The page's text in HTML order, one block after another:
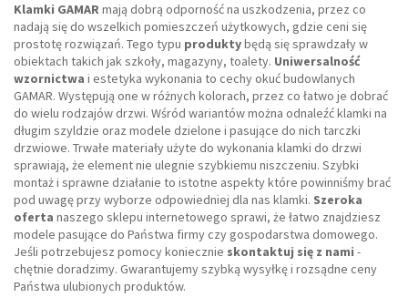
Klamki GAMARmają dobrą odporność na uszkodzenia, przez co
nadają się do wszelkich pomieszczeń użytkowych, gdzie ceni się
prostotę rozwiązań. Tego typu produktybędą się sprawdzały w
obiektach takich jak szkoły, magazyny, toalety. Uniwersalność
wzornictwa i estetyka wykonania to cechy okuć budowlanych
GAMAR. Występują one w różnych kolorach, przez co łatwo je dobrać
do wielu rodzajów drzwi. Wśród wariantów można odnaleźć klamki na
długim szyldzie oraz modele dzielone i pasujące do nich tarczki
drzwiowe. Trwałe materiały użyte do wykonania klamki do drzwi
sprawiają, że element nie ulegnie szybkiemu niszczeniu. Szybki
montaż i sprawne działanie to istotne aspekty które powinniśmy brać
pod uwagę przy wyborze odpowiedniej dla nas klamki. Szeroka
oferta naszego sklepu internetowego sprawi, że łatwo znajdziesz
modele pasujące do Państwa firmy czy gospodarstwa domowego.
Jeśli potrzebujesz pomocy koniecznie skontaktuj się z nami -
chętnie doradzimy. Gwarantujemy szybką wysyłkę i rozsądne ceny
Państwa ulubionych produktów.